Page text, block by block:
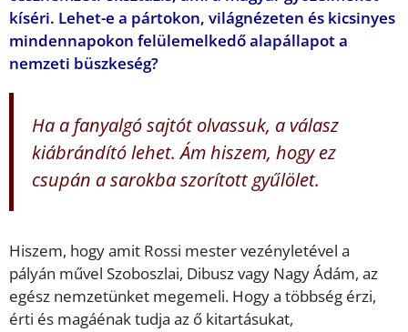
kíséri. Lehet-e a pártokon, világnézeten és kicsinyes
mindennapokon felülemelkedő alapállapot a
nemzeti büszkeség?
Ha a fanyalgó sajtót olvassuk, a válasz
kiábrándító lehet. Ám hiszem, hogy ez
csupán a sarokba szorított gyűlölet.
Hiszem, hogy amit Rossi mester vezényletével a
pályán művel Szoboszlai, Dibusz vagy Nagy Ádám, az
egész nemzetünket megemeli. Hogy a többség érzi,
érti és magáénak tudja az ő kitartásukat,